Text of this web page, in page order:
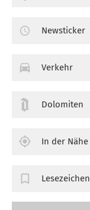
Newsticker
Verkehr
Dolomiten
In der Nähe
Lesezeichen